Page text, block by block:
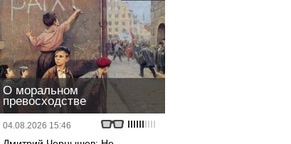
О моральном
превосходстве
04.08.2026 15:46